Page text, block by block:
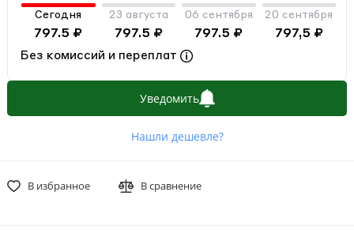
Сегодня
797.5 ₽
23 августа
797.5 ₽
06 сентября
797.5 ₽
20 сентября
797,5 ₽
Без комиссий и переплат
Уведомить
Нашли дешевле?
В избранное В сравнение